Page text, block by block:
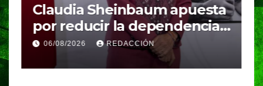
apuesta
la dependencia
fracking
REDACCIÓN
Sheinbaum
invitar al Papa
México
gira por
05/08/2026